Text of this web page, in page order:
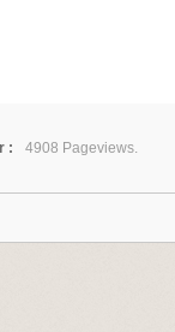
:
4908 Pageviews.